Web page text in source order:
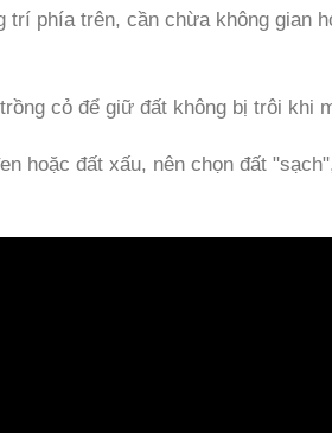
trí phía trên, cần chừa không gian
cỏ để giữ đất không bị trôi khi
hoặc đất xấu, nên chọn đất